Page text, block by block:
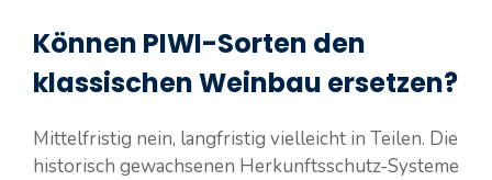
Können PIWI-Sorten den
klassischen Weinbau ersetzen?
Mittelfristig nein, langfristig vielleicht in Teilen. Die
historisch gewachsenen Herkunftsschutz-Systeme